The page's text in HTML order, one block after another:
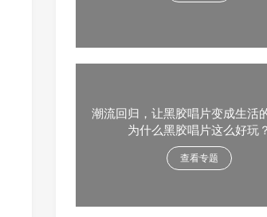
潮流回归，让黑胶唱片变成生活
为什么黑胶唱片这么好玩？
查看专题